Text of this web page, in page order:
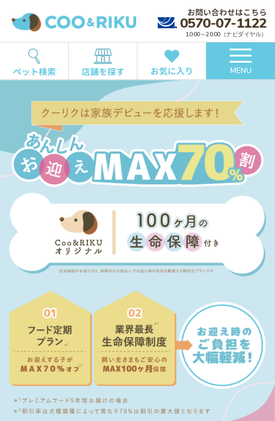
お問い合わせはこちら
0570-07-1122
10:00～20:00（ナビダイヤル）
ペット検索 店舗を探す お気に入り MENU